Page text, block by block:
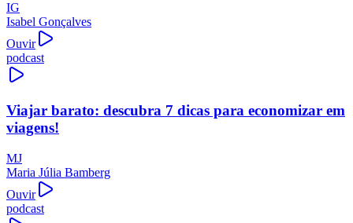
IG
Isabel Gonçalves
Ouvir
podcast
Viajar barato: descubra 7 dicas para economizar em
viagens!
MJ
Maria Júlia Bamberg
Ouvir
podcast